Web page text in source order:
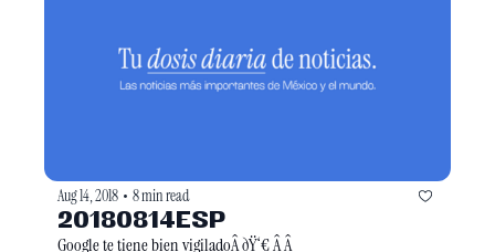
Aug 14, 2018 • 8 min read
20180814ESP
Google te tiene bien vigiladoÂ ðŸ‘€ Â Â